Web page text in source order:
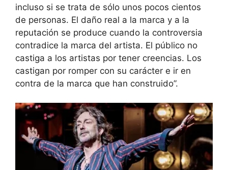
incluso si se trata de sólo unos pocos cientos
de personas. El daño real a la marca y a la
reputación se produce cuando la controversia
contradice la marca del artista. El público no
castiga a los artistas por tener creencias. Los
castigan por romper con su carácter e ir en
contra de la marca que han construido”.